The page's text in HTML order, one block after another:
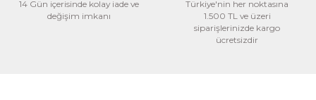
14 Gün içerisinde kolay iade ve
değişim imkanı
Türkiye'nin her noktasına
1.500 TL ve üzeri
siparişlerinizde kargo
ücretsizdir